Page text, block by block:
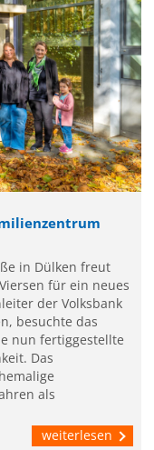
in Dülken freut
für ein neues
der Volksbank
besuchte das
nun fertiggestellte
Das
als
weiterlesen